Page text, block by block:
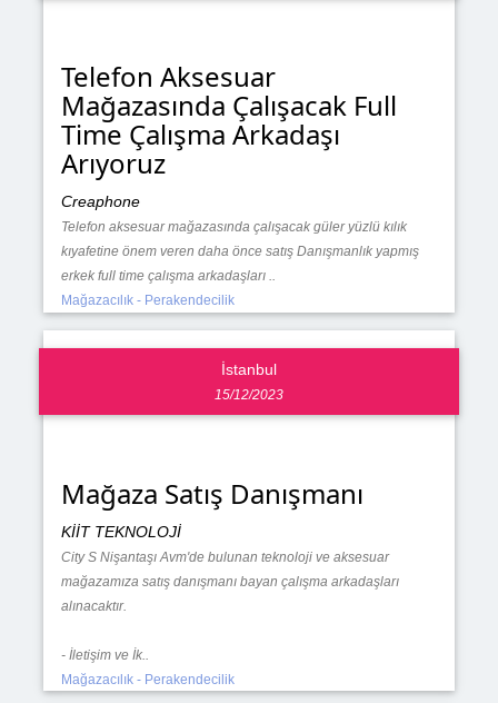
Telefon Aksesuar
Mağazasında Çalışacak Full
Time Çalışma Arkadaşı
Arıyoruz
Creaphone
Telefon aksesuar mağazasında çalışacak güler yüzlü kılık
kıyafetine önem veren daha önce satış Danışmanlık yapmış
erkek full time çalışma arkadaşları ..
Mağazacılık - Perakendecilik
İstanbul
15/12/2023
Mağaza Satış Danışmanı
KİİT TEKNOLOJİ
City S Nişantaşı Avm'de bulunan teknoloji ve aksesuar
mağazamıza satış danışmanı bayan çalışma arkadaşları
alınacaktır.
- İletişim ve İk..
Mağazacılık - Perakendecilik